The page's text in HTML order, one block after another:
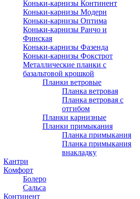
Коньки-карнизы Континент
Коньки-карнизы Модерн
Коньки-карнизы Оптима
Коньки-карнизы Ранчо и
Финская
Коньки-карнизы Фазенда
Коньки-карнизы Фокстрот
Металлические планки с
базальтовой крошкой
Планки ветровые
Планка ветровая
Планка ветровая с
отгибом
Планки карнизные
Планки примыкания
Планка примыкания
Планка примыкания
внакладку
Кантри
Комфорт
Болеро
Сальса
Континент